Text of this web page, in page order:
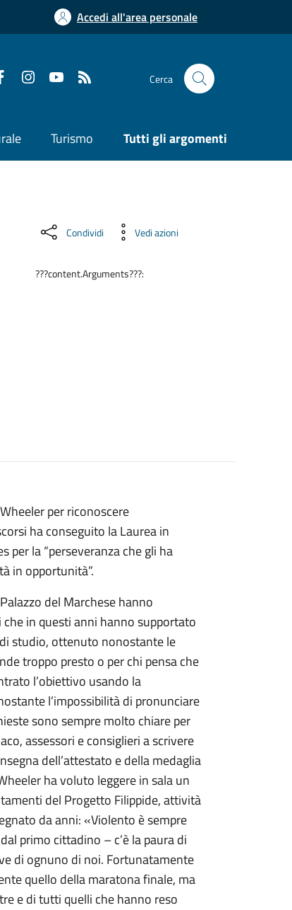
Accedi all'area personale
Cerca
Turismo Tutti gli argomenti
Condividi Vedi azioni
???content.Arguments???:
per riconoscere
ha conseguito la Laurea in
per la “perseveranza che gli ha
in opportunità”.
del Marchese hanno
in questi anni hanno supportato
studio, ottenuto nonostante le
troppo presto o per chi pensa che
l’obiettivo usando la
l’impossibilità di pronunciare
sono sempre molto chiare per
assessori e consiglieri a scrivere
dell’attestato e della medaglia
ha voluto leggere in sala un
del Progetto Filippide, attività
da anni: «Violento è sempre
primo cittadino – c’è la paura di
di ognuno di noi. Fortunatamente
quello della maratona finale, ma
e di tutti quelli che hanno reso